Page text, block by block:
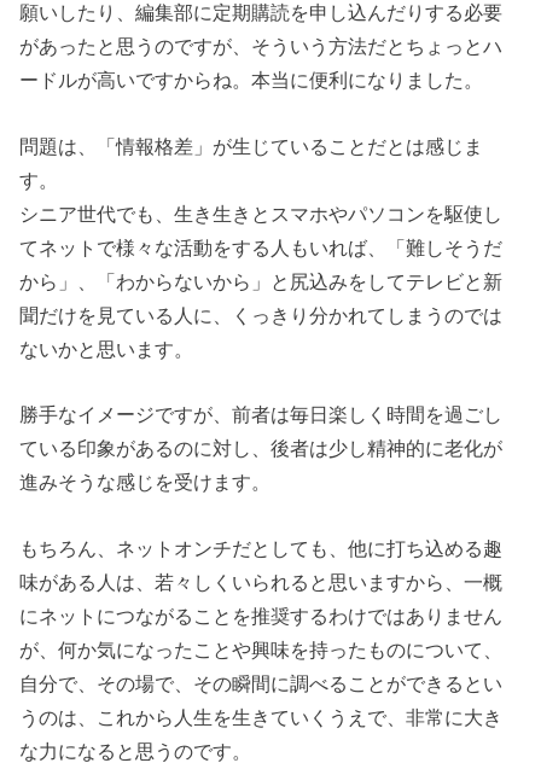
願いしたり、編集部に定期購読を申し込んだりする必要
があったと思うのですが、そういう方法だとちょっとハ
ードルが高いですからね。本当に便利になりました。
問題は、「情報格差」が生じていることだとは感じま
す。
シニア世代でも、生き生きとスマホやパソコンを駆使し
てネットで様々な活動をする人もいれば、「難しそうだ
から」、「わからないから」と尻込みをしてテレビと新
聞だけを見ている人に、くっきり分かれてしまうのでは
ないかと思います。
勝手なイメージですが、前者は毎日楽しく時間を過ごし
ている印象があるのに対し、後者は少し精神的に老化が
進みそうな感じを受けます。
もちろん、ネットオンチだとしても、他に打ち込める趣
味がある人は、若々しくいられると思いますから、一概
にネットにつながることを推奨するわけではありません
が、何か気になったことや興味を持ったものについて、
自分で、その場で、その瞬間に調べることができるとい
うのは、これから人生を生きていくうえで、非常に大き
な力になると思うのです。